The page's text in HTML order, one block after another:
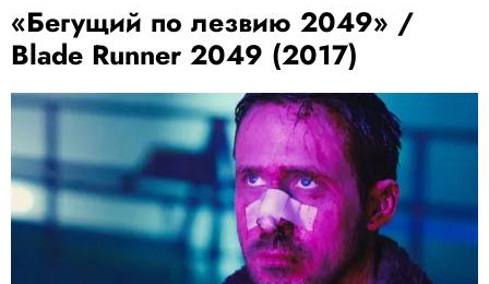
«Бегущий по лезвию 2049» /
Blade Runner 2049 (2017)